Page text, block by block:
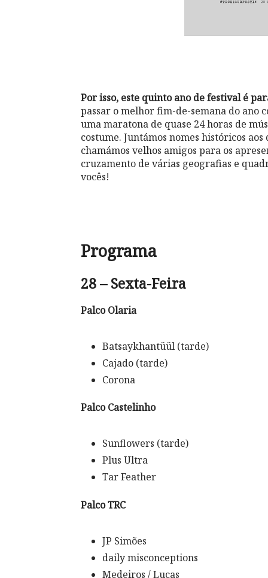
Por isso, este quinto ano de festival é
passar o melhor fim-de-semana do ano
uma maratona de quase 24 horas de
costume. Juntámos nomes históricos
chamámos velhos amigos para os
cruzamento de várias geografias e
vocês!
Programa
28 – Sexta-Feira
Palco Olaria
Batsaykhantüül (tarde)
Cajado (tarde)
Corona
Palco Castelinho
Sunflowers (tarde)
Plus Ultra
Tar Feather
Palco TRC
JP Simões
daily misconceptions
Medeiros / Lucas